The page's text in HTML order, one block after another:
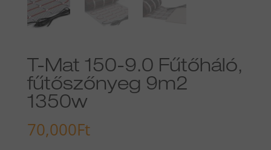
T-Mat 150-9.0 Fűtőháló,
fűtőszőnyeg 9m2
1350w
70,000Ft